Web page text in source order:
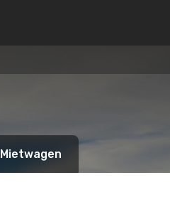
Mietwagen